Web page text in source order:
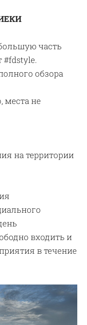
часть
#fdstyle.
обзора
места не
на территории
входить и
в течение